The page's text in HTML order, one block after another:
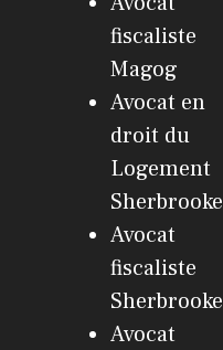
fiscaliste
Magog
Avocat en
droit du
Logement
Sherbrooke
Avocat
fiscaliste
Sherbrooke
Avocat